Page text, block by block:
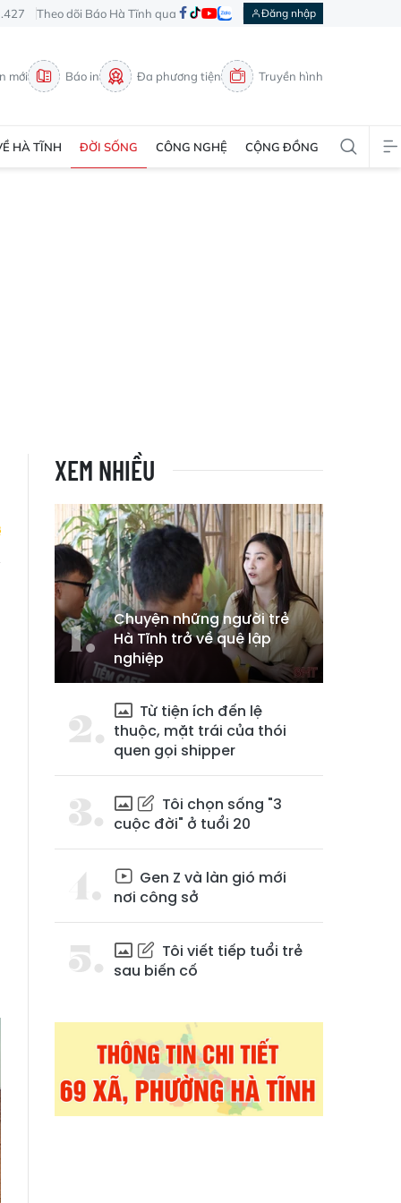
Theo dõi Báo Hà Tĩnh qua Đăng nhập
mới Báo in Đa phương tiện Truyền hình
HÀ TĨNH ĐỜI SỐNG CÔNG NGHỆ CỘNG ĐỒNG
XEM NHIỀU
Chuyện những người trẻ
Hà Tĩnh trở về quê lập
nghiệp
Từ tiện ích đến lệ
thuộc, mặt trái của thói
quen gọi shipper
Tôi chọn sống "3
cuộc đời" ở tuổi 20
Gen Z và làn gió mới
nơi công sở
Tôi viết tiếp tuổi trẻ
sau biến cố